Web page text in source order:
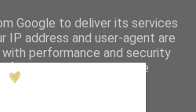
Google to deliver its services
IP address and user-agent are
performance and security
service, generate usage
address abuse.